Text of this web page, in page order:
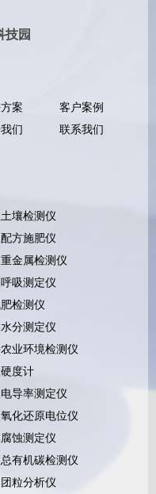
技园
案
客户案例
们
联系我们
壤检测仪
方施肥仪
金属检测仪
吸测定仪
检测仪
分测定仪
业环境检测仪
度计
导率测定仪
化还原电位仪
蚀测定仪
有机碳检测仪
粒分析仪